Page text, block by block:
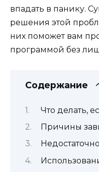
впадать в панику.
решения этой
них поможет вам
программой без
Содержание
Что делать,
Причины